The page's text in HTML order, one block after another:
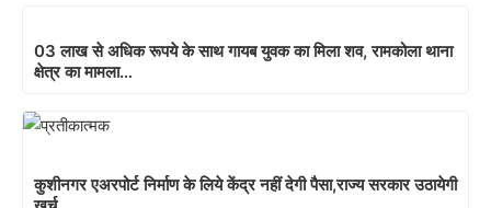
03 लाख से अधिक रूपये के साथ गायब युवक का मिला शव, रामकोला थाना
क्षेत्र का मामला…
कुशीनगर एअरपोर्ट निर्माण के लिये केंद्र नहीं देगी पैसा,राज्य सरकार उठायेगी